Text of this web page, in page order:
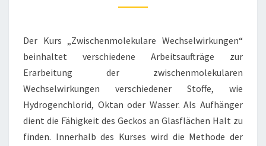
Der Kurs „Zwischenmolekulare Wechselwirkungen“
beinhaltet verschiedene Arbeitsaufträge zur
Erarbeitung der zwischenmolekularen
Wechselwirkungen verschiedener Stoffe, wie
Hydrogenchlorid, Oktan oder Wasser. Als Aufhänger
dient die Fähigkeit des Geckos an Glasflächen Halt zu
finden. Innerhalb des Kurses wird die Methode der